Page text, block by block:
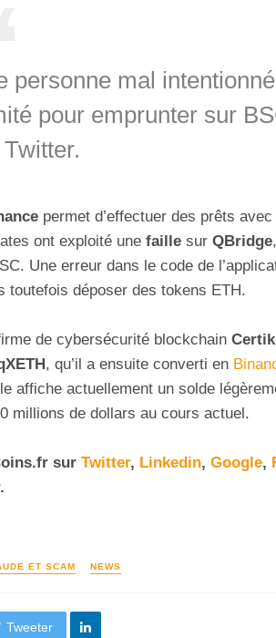
personne mal
pour emprunter sur
permet d’effectuer des prêts
ont exploité une faille sur QBridge
Une erreur dans le code de
toutefois déposer des tokens ETH.
de cybersécurité blockchain Certik
, qu’il a ensuite converti en
affiche actuellement un solde
millions de dollars au cours actuel.
.fr sur Twitter, Linkedin, Google,
ET SCAM NEWS
Tweeter